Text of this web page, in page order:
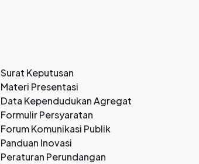
Surat Keputusan
Materi Presentasi
Data Kependudukan Agregat
Formulir Persyaratan
Forum Komunikasi Publik
Panduan Inovasi
Peraturan Perundangan